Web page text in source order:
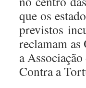
que os
previstos
reclamam
a
Contra a